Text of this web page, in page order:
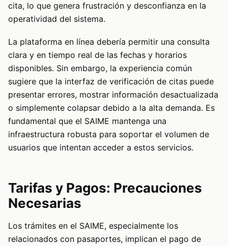
cita, lo que genera frustración y desconfianza en la
operatividad del sistema.
La plataforma en línea debería permitir una consulta
clara y en tiempo real de las fechas y horarios
disponibles. Sin embargo, la experiencia común
sugiere que la interfaz de verificación de citas puede
presentar errores, mostrar información desactualizada
o simplemente colapsar debido a la alta demanda. Es
fundamental que el SAIME mantenga una
infraestructura robusta para soportar el volumen de
usuarios que intentan acceder a estos servicios.
Tarifas y Pagos: Precauciones
Necesarias
Los trámites en el SAIME, especialmente los
relacionados con pasaportes, implican el pago de